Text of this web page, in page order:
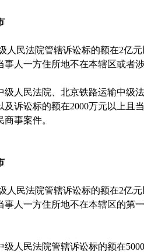
民法院管辖诉讼标的额在2亿
事人一方住所地不在本辖区或者
民法院、北京铁路运输中级法
及诉讼标的额在2000万元以上且
事案件。
民法院管辖诉讼标的额在2亿
事人一方住所地不在本辖区的第
人民法院管辖诉讼标的额在5000